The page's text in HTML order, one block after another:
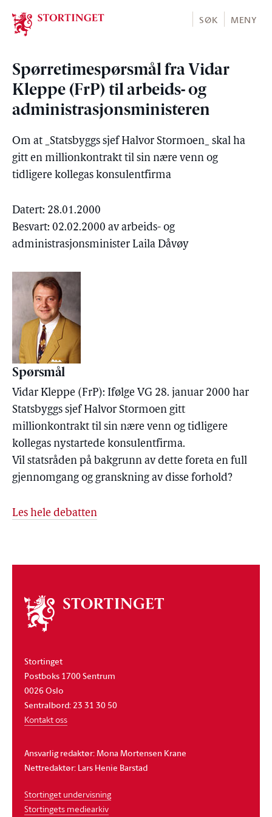
Stortinget.no
SØK MENY
Spørretimespørsmål fra Vidar
Kleppe (FrP) til arbeids- og
administrasjonsministeren
Om at _Statsbyggs sjef Halvor Stormoen_ skal ha
gitt en millionkontrakt til sin nære venn og
tidligere kollegas konsulentfirma
Datert: 28.01.2000
Besvart: 02.02.2000 av arbeids- og
administrasjonsminister Laila Dåvøy
Spørsmål
Vidar Kleppe (FrP): Ifølge VG 28. januar 2000 har
Statsbyggs sjef Halvor Stormoen gitt
millionkontrakt til sin nære venn og tidligere
kollegas nystartede konsulentfirma.
Vil statsråden på bakgrunn av dette foreta en full
gjennomgang og granskning av disse forhold?
Les hele debatten
Om
stortinget
Stortinget
Postboks 1700 Sentrum
0026 Oslo
Sentralbord: 23 31 30 50
Kontakt oss
Ansvarlig redaktør: Mona Mortensen Krane
Nettredaktør: Lars Henie Barstad
Stortinget undervisning
Stortingets mediearkiv